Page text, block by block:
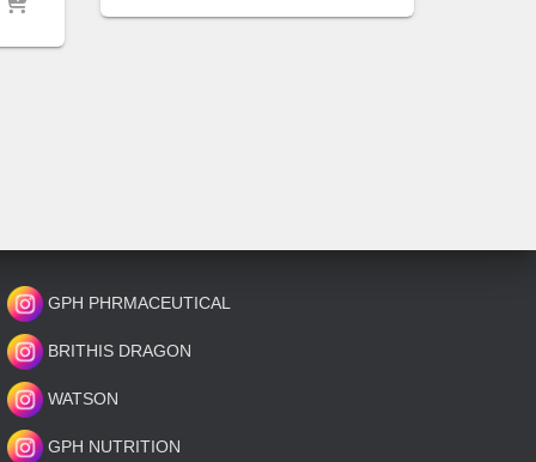
GPH PHRMACEUTICAL
BRITHIS DRAGON
WATSON
GPH NUTRITION